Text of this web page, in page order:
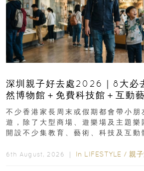
深圳親子好去處2026｜8大必
然博物館＋免費科技館＋互動
齡、交通、門票、開放時間
不少香港家長周末或假期都會帶小朋
遊，除了大型商場、遊樂場及主題樂
開設不少集教育、藝術、科技及互動
6th August, 2026 ｜ In LIFESTYLE / 親